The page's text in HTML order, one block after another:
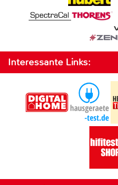
Interessante Links: